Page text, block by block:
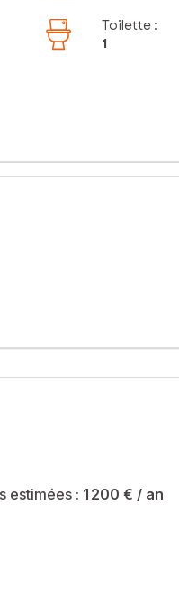
Toilette :
1
d'une résidence
locatif.
estimées : 1 200 € / an